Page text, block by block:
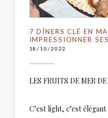
7 DÎNERS CLÉ EN
IMPRESSIONNER
18/10/2022
LES FRUITS DE MER
C’est light, c’est